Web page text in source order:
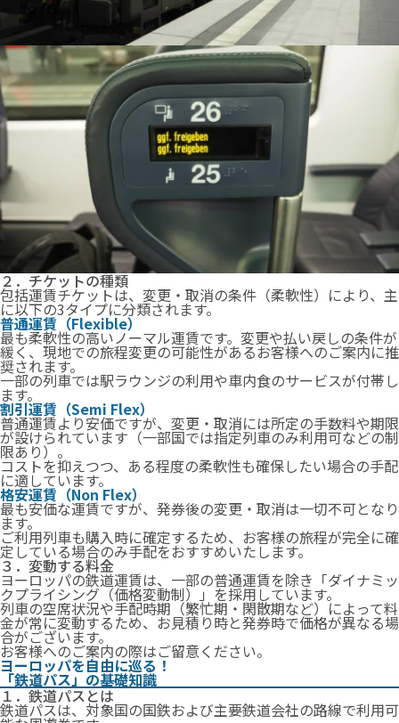
２．チケットの種類
包括運賃チケットは、変更・取消の条件（柔軟性）により、主
に以下の3タイプに分類されます。
普通運賃（Flexible）
最も柔軟性の高いノーマル運賃です。変更や払い戻しの条件が
緩く、現地での旅程変更の可能性があるお客様へのご案内に推
奨されます。
一部の列車では駅ラウンジの利用や車内食のサービスが付帯し
ます。
割引運賃（Semi Flex）
普通運賃より安価ですが、変更・取消には所定の手数料や期限
が設けられています（一部国では指定列車のみ利用可などの制
限あり）。
コストを抑えつつ、ある程度の柔軟性も確保したい場合の手配
に適しています。
格安運賃（Non Flex）
最も安価な運賃ですが、発券後の変更・取消は一切不可となり
ます。
ご利用列車も購入時に確定するため、お客様の旅程が完全に確
定している場合のみ手配をおすすめいたします。
３．変動する料金
ヨーロッパの鉄道運賃は、一部の普通運賃を除き「ダイナミッ
クプライシング（価格変動制）」を採用しています。
列車の空席状況や手配時期（繁忙期・閑散期など）によって料
金が常に変動するため、お見積り時と発券時で価格が異なる場
合がございます。
お客様へのご案内の際はご留意ください。
ヨーロッパを自由に巡る！
「鉄道パス」の基礎知識
１．鉄道パスとは
鉄道パスは、対象国の国鉄および主要鉄道会社の路線で利用可